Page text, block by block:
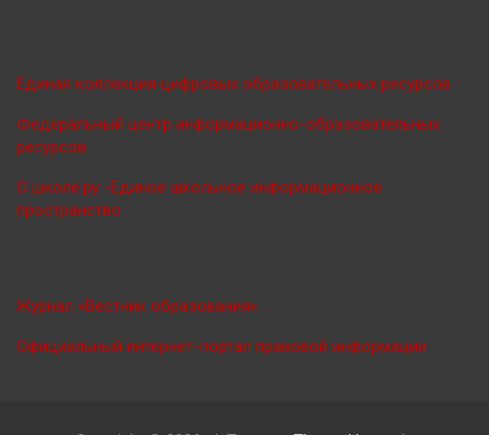
Единая коллекция цифровых образовательных ресурсов
Федеральный центр информационно-образовательных
ресурсов
О школе.ру -Единое школьное информационное
пространство
Журнал «Вестник образования»
Официальный интернет-портал правовой информации